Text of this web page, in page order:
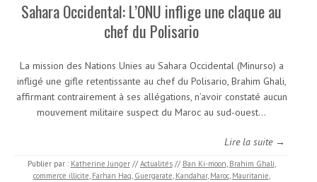
Sahara Occidental: L’ONU inflige une claque au
chef du Polisario
La mission des Nations Unies au Sahara Occidental (Minurso) a
infligé une gifle retentissante au chef du Polisario, Brahim Ghali,
affirmant contrairement à ses allégations, n’avoir constaté aucun
mouvement militaire suspect du Maroc au sud-ouest…
Lire la suite →
Publier par : Katherine Junger // Actualités // Ban Ki-moon, Brahim Ghali,
commerce illicite, Farhan Haq, Guergarate, Kandahar, Maroc, Mauritanie,